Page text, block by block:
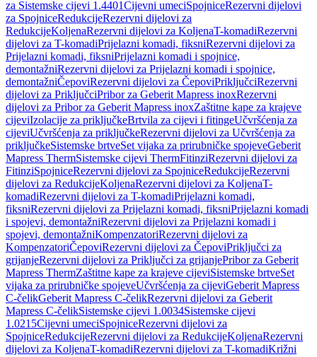
za Sistemske cijevi 1.4401Cijevni umeciSpojniceRezervni dijelovi
za SpojniceRedukcijeRezervni dijelovi za
RedukcijeKoljenaRezervni dijelovi za KoljenaT-komadiRezervni
dijelovi za T-komadiPrijelazni komadi, fiksniRezervni dijelovi za
Prijelazni komadi, fiksniPrijelazni komadi i spojnice,
demontažniRezervni dijelovi za Prijelazni komadi i spojnice,
demontažniČepoviRezervni dijelovi za ČepoviPriključciRezervni
dijelovi za PriključciPribor za Geberit Mapress inoxRezervni
dijelovi za Pribor za Geberit Mapress inoxZaštitne kape za krajeve
cijeviIzolacije za priključkeBrtvila za cijevi i fitingeUčvršćenja za
cijeviUčvršćenja za priključkeRezervni dijelovi za Učvršćenja za
priključkeSistemske brtveSet vijaka za prirubničke spojeveGeberit
Mapress ThermSistemske cijevi ThermFitinziRezervni dijelovi za
FitinziSpojniceRezervni dijelovi za SpojniceRedukcijeRezervni
dijelovi za RedukcijeKoljenaRezervni dijelovi za KoljenaT-
komadiRezervni dijelovi za T-komadiPrijelazni komadi,
fiksniRezervni dijelovi za Prijelazni komadi, fiksniPrijelazni komadi
i spojevi, demontažniRezervni dijelovi za Prijelazni komadi i
spojevi, demontažniKompenzatoriRezervni dijelovi za
KompenzatoriČepoviRezervni dijelovi za ČepoviPriključci za
grijanjeRezervni dijelovi za Priključci za grijanjePribor za Geberit
Mapress ThermZaštitne kape za krajeve cijeviSistemske brtveSet
vijaka za prirubničke spojeveUčvršćenja za cijeviGeberit Mapress
C-čelikGeberit Mapress C-čelikRezervni dijelovi za Geberit
Mapress C-čelikSistemske cijevi 1.0034Sistemske cijevi
1.0215Cijevni umeciSpojniceRezervni dijelovi za
SpojniceRedukcijeRezervni dijelovi za RedukcijeKoljenaRezervni
dijelovi za KoljenaT-komadiRezervni dijelovi za T-komadiKrižni